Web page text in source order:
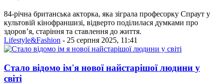
84-річна британська акторка, яка зіграла професорку Спраут у
культовій кінофраншизі, відверто поділилася думками про
здоров’я, старіння та ставлення до життя.
Lifestyle&Fashion - 25 серпня 2025, 11:41
Стало відомо ім'я нової найстарішої людини у
світі